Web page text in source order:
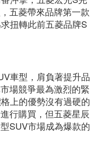
五菱帶來品牌第一款
扭轉此前五菱品牌S
車型，肩負著提升品
場競爭最為激烈的緊
上的優勢沒有過硬的
行購買，但五菱星辰
SUV市場成為爆款的